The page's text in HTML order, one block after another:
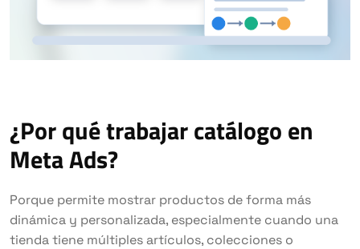
¿Por qué trabajar catálogo en
Meta Ads?
Porque permite mostrar productos de forma más
dinámica y personalizada, especialmente cuando una
tienda tiene múltiples artículos, colecciones o